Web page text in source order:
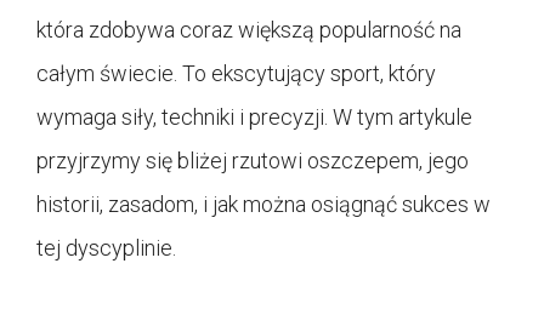
która zdobywa coraz większą popularność na
całym świecie. To ekscytujący sport, który
wymaga siły, techniki i precyzji. W tym artykule
przyjrzymy się bliżej rzutowi oszczepem, jego
historii, zasadom, i jak można osiągnąć sukces w
tej dyscyplinie.